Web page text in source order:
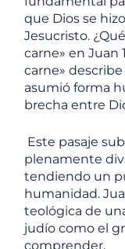
que Dios se
Jesucristo.
carne» en Juan
carne»
asumió forma
brecha entre
Este pasaje
plenamente
tendiendo un
humanidad.
teológica de
judío como el
comprender.